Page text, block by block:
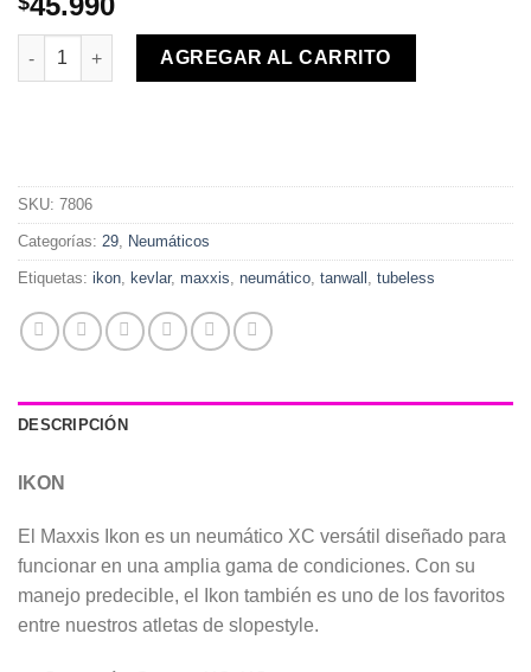
Maxxis Ikon Kevlar 27.5×2.20 EXO/TR/Tanwall cantidad
AGREGAR AL CARRITO
SKU: 7806
Categorías: 29 Neumáticos
Etiquetas: ikon kevlar, maxxis neumático tanwall tubeless
DESCRIPCIÓN
IKON
El Maxxis Ikon es un neumático XC versátil diseñado para
funcionar en una amplia gama de condiciones. Con su
manejo predecible, el Ikon también es uno de los favoritos
entre nuestros atletas de slopestyle.